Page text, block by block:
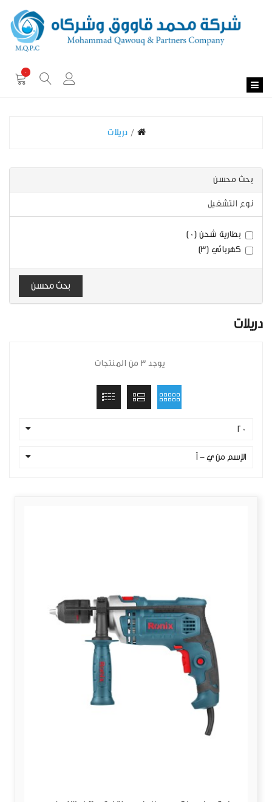
0
دريلات
بحث محسن
نوع التشغيل
بطارية شحن (0)
كهربائي (3)
بحث محسن
دريلات
يوجد 3 من المنتجات
20
الإسم من ي - أ